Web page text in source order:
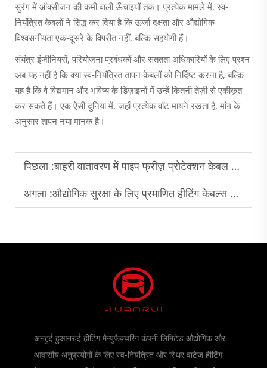
सुरंग में ऑक्सीजन की कमी वाली ऊँचाइयों तक। प्रत्येक मामले में, स्व-
नियंत्रित केबलों ने सिद्ध कर दिया है कि ऊर्जा दक्षता और औद्योगिक
विश्वसनीयता एक-दूसरे के विपरीत नहीं, बल्कि सहयोगी हैं।
संयंत्र इंजीनियरों, परियोजना प्रबंधकों और सततता अधिकारियों के लिए प्रश्न
अब यह नहीं है किक्यास्व-नियंत्रित तापन केबलों को निर्दिष्ट करना है, बल्कि
यह है कि वे विद्यमान और भविष्य के डिज़ाइनों में उन्हें कितनी तेज़ी से एकीकृत
कर सकते हैं। एक ऐसी दुनिया में, जहाँ प्रत्येक वॉट मायने रखता है, मांग के
अनुसार तापन नया मानक है।
पिछला :बाहरी वातावरण में पाइप फ्रीज़ प्रोटेक्शन केबल की टिकाऊपन
अगला :औद्योगिक सुरक्षा के लिए प्रमाणित हीटिंग केबल्स का महत्व
अनहुई हुआनरुई हीटिंग मैन्युफैक्चरिंग कंपनी लिमिटेड औद्योगिक और
आवासीय अनुप्रयोगों के लिए स्व-नियंत्रित और स्थिर वाटेज हीटिंग